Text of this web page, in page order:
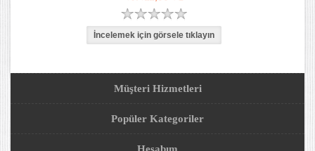
Müşteri Hizmetleri
Popüler Kategoriler